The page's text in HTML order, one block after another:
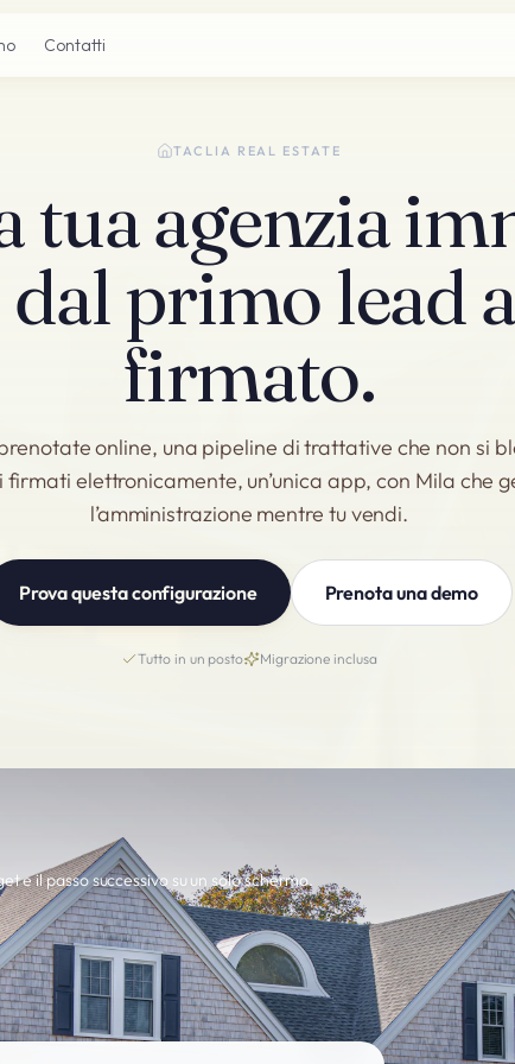
Contatti
TACLIA REAL ESTATE
tua agenzia
dal primo lead
firmato.
online, una pipeline di trattative che non si
elettronicamente, un’unica app, con Mila che
l’amministrazione mentre tu vendi.
Prova questa configurazione Prenota una demo
Tutto in un posto Migrazione inclusa
e il passo successivo su un solo schermo.